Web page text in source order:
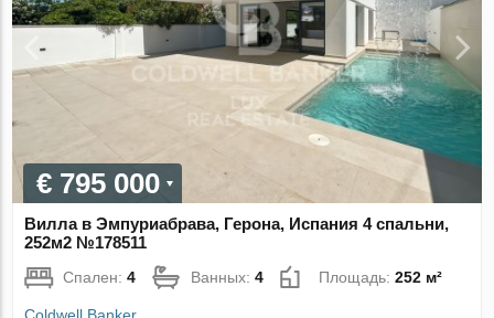
€ 795 000
Вилла в Эмпуриабрава, Герона, Испания 4 спальни,
252м2 №178511
Спален:4 Ванных:4 Площадь:252 м²
Coldwell Banker